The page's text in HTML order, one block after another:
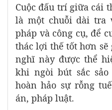
Cuộc đấu trí giữa cái
là một chuỗi dài tra
pháp và công cụ, để
thác lợi thế tốt hơn sẽ
nghĩ này được thể
khi ngòi bút sắc
hoàn hảo sự rỗng
án, pháp luật.